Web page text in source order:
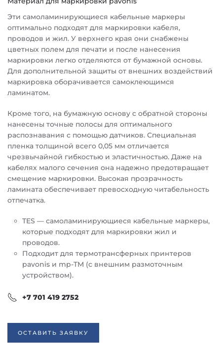
Эти самоламинирующиеся кабельные маркеры
оптимально подходят для маркировки кабеля,
проводов и жил. У верхнего края они снабжены
цветных полем для печати и после нанесения
маркировки легко отделяются от бумажной основы.
Для дополнительной защиты от внешних воздействий
маркировка оборачивается самоклеющимся
ламинатом.
Кроме того, на бумажную основу с обратной стороны
нанесены точные полосы для оптимального
распознавания с помощью датчиков. Специальная
пленка толщиной всего 0,05 мм отличается
чрезвычайной гибкостью и эластичностью. Даже на
кабелях малого сечения она надежно предотвращает
смещение маркировки. Высокая прозрачность
ламината обеспечивает превосходную читабельность
отпечатка.
TES — самоламинирующиеся кабельные маркеры,
которые подходят для маркировки жил и
проводов.
Подходит для термотрансферных принтеров
pavonis и mp-TM (с внешним размоточным
устройством).
+7 701 419 2752
ОСТАВИТЬ ЗАЯВКУ